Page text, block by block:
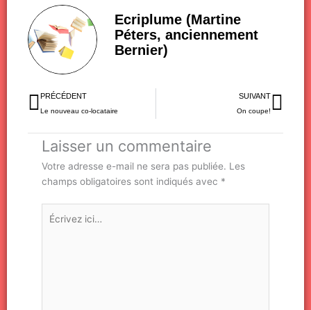
Ecriplume (Martine
Péters, anciennement
Bernier)
Précédent
PRÉCÉDENT
Le nouveau co-locataire
SUIVANT
On coupe!
Laisser un commentaire
Votre adresse e-mail ne sera pas publiée. Les
champs obligatoires sont indiqués avec *
Écrivez
ici…